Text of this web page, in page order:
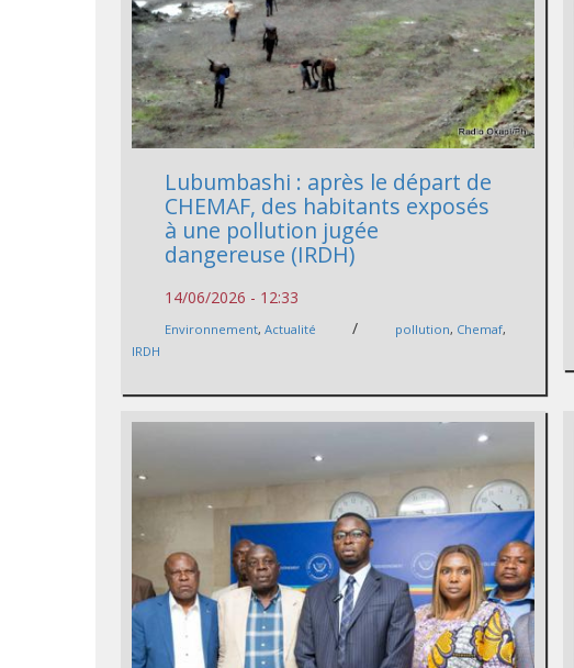
Lubumbashi : après le départ de
CHEMAF, des habitants exposés
à une pollution jugée
dangereuse (IRDH)
14/06/2026 - 12:33
Environnement,Actualité / pollution, Chemaf,
IRDH